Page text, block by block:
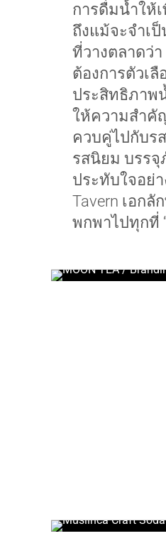
การดื่มน้ำให้
ถึงแม้จะจำเ
ที่วางตลาดว่
ต้องการตัวเ
ประสิทธิภาพ
ให้ความสำคั
ควบคู่ไปกับร
รสนิยม บรร
ประทับใจอย่
Tavern เอก
พกพาไปทุกที่